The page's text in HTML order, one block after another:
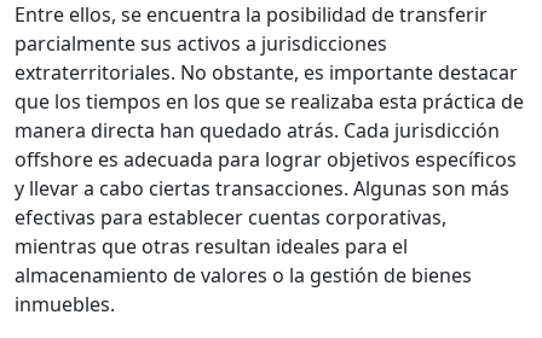
Entre ellos, se encuentra la posibilidad de transferir
parcialmente sus activos a jurisdicciones
extraterritoriales. No obstante, es importante destacar
que los tiempos en los que se realizaba esta práctica de
manera directa han quedado atrás. Cada jurisdicción
offshore es adecuada para lograr objetivos específicos
y llevar a cabo ciertas transacciones. Algunas son más
efectivas para establecer cuentas corporativas,
mientras que otras resultan ideales para el
almacenamiento de valores o la gestión de bienes
inmuebles.